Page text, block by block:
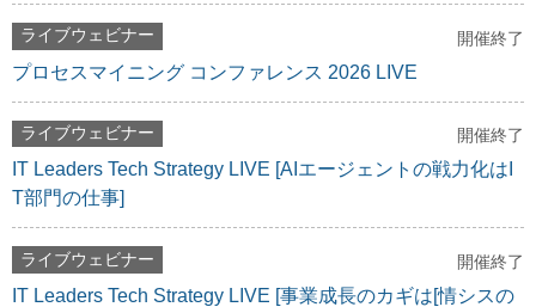
ライブウェビナー 開催終了
プロセスマイニング コンファレンス 2026 LIVE
ライブウェビナー 開催終了
IT Leaders Tech Strategy LIVE [AIエージェントの戦力化はI
T部門の仕事]
ライブウェビナー 開催終了
IT Leaders Tech Strategy LIVE [事業成長のカギは[情シスの